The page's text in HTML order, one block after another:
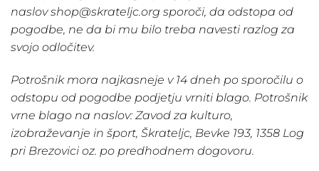
naslov shop@skrateljc.org sporoči, da odstopa od
pogodbe, ne da bi mu bilo treba navesti razlog za
svojo odločitev.
Potrošnik mora najkasneje v 14 dneh po sporočilu o
odstopu od pogodbe podjetju vrniti blago. Potrošnik
vrne blago na naslov: Zavod za kulturo,
izobraževanje in šport, Škrateljc, Bevke 193, 1358 Log
pri Brezovici oz. po predhodnem dogovoru.